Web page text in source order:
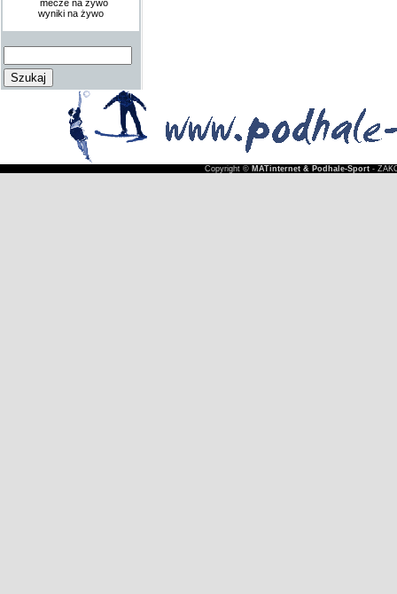
mecze na żywo
wyniki na żywo
Copyright © MATinternet & Podhale-Sport-